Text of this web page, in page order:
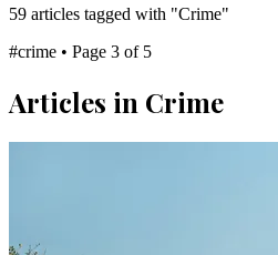
59 articles tagged with "Crime"
#crime • Page 3 of 5
Articles in Crime